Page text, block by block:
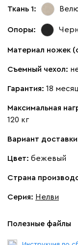
Ткань 1:
Опоры:
Материал ножек
Съемный чехол:
Гарантия: 18
Максимальная
120 кг
Вариант
Цвет: бежевый
Страна
Серия: Нелви
Полезные файлы